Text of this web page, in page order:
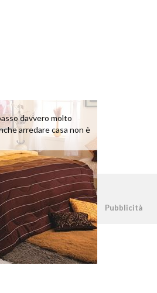
davvero molto
arredare casa non è
03338800984 Pubblicità